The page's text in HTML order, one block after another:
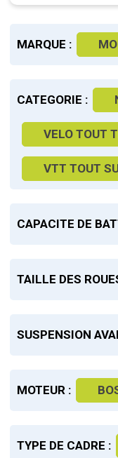
MARQUE :
CATEGORIE :
VELO TOUT
VTT TOUT
CAPACITE DE
TAILLE DES
SUSPENSION
MOTEUR :
TYPE DE CADRE :